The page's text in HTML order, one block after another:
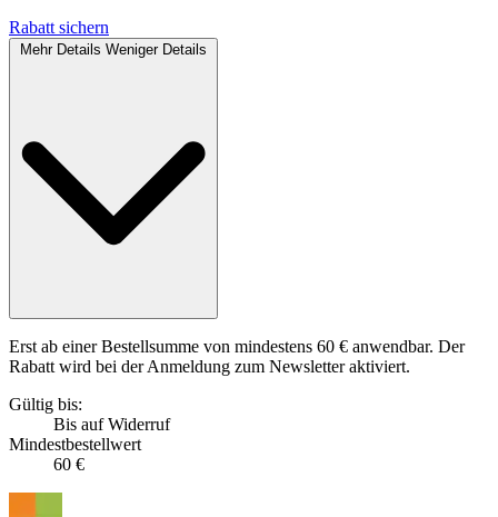
Rabatt sichern
Mehr Details Weniger Details
Erst ab einer Bestellsumme von mindestens 60 € anwendbar. Der
Rabatt wird bei der Anmeldung zum Newsletter aktiviert.
Gültig bis:
Bis auf Widerruf
Mindestbestellwert
60 €